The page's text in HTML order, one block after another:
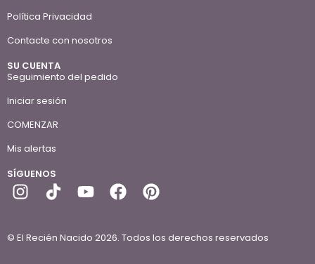
Política Privacidad
Contacte con nosotros
SU CUENTA
Seguimiento del pedido
Iniciar sesión
COMENZAR
Mis alertas
SÍGUENOS
© El Recién Nacido 2026. Todos los derechos reservados